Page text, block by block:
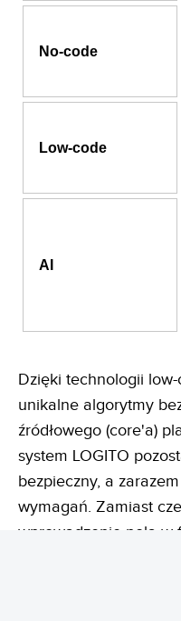
No-code
Low-code
AI
Dzięki technologii
unikalne algorytmy
źródłowego (core'a)
system LOGITO
bezpieczny, a
wymagań. Zamiast
wprowadzenie pola w